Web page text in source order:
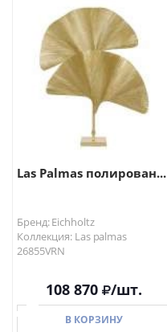
В КОРЗИНУ
Las Palmas полирован...
Бренд: Eichholtz
Коллекция: Las palmas
26855VRN
108 870 /шт.
В КОРЗИНУ